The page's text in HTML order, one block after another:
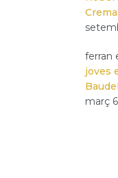
ferran
joves
març